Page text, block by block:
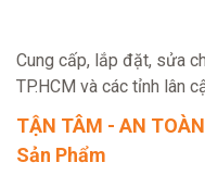
Cung cấp, lắp đặt, sửa
TP.HCM và các tỉnh lân
TẬN TÂM - AN
Sản Phẩm